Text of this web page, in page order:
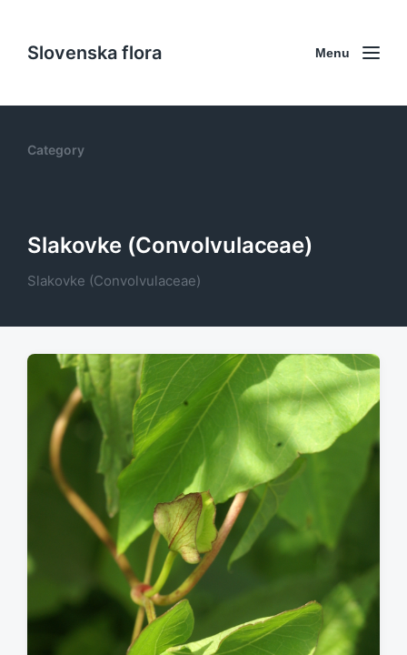
Slovenska flora Menu
Category
Slakovke (Convolvulaceae)
Slakovke (Convolvulaceae)